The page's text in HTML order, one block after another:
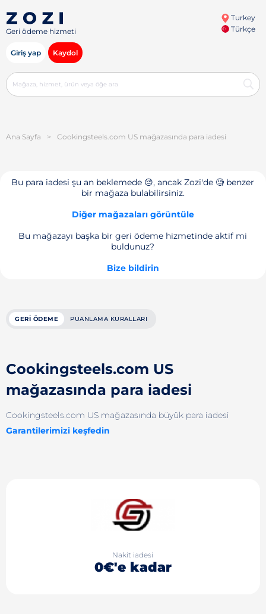
Geri ödeme hizmeti
Turkey
Türkçe
Giriş yap Kaydol
Ana Sayfa > Cookingsteels.com US mağazasında para iadesi
Bu para iadesi şu an beklemede 😔, ancak Zozi'de 🧐 benzer
bir mağaza bulabilirsiniz.
Diğer mağazaları görüntüle
Bu mağazayı başka bir geri ödeme hizmetinde aktif mi
buldunuz?
Bize bildirin
GERI ÖDEME PUANLAMA KURALLARI
Cookingsteels.com US
mağazasında para iadesi
Cookingsteels.com US mağazasında büyük para iadesi
Garantilerimizi keşfedin
Nakit iadesi
0€'e kadar